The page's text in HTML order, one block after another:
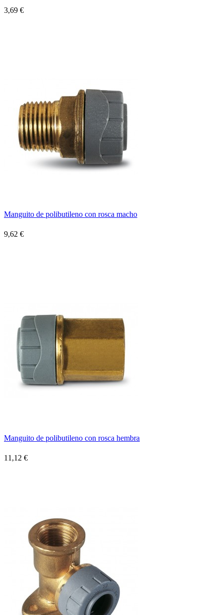
3,69 €
Manguito de polibutileno con rosca macho
9,62 €
Manguito de polibutileno con rosca hembra
11,12 €